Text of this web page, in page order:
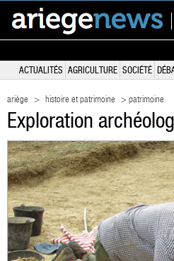
ACTUALITÉS AGRICULTURE SOCIÉTÉ
ariège > histoire et patrimoine > patrimoine
Exploration